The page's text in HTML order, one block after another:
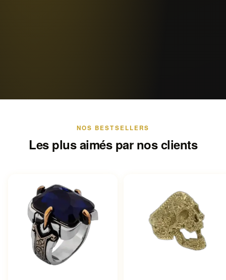
NOS BESTSELLERS
Les plus aimés par nos clients